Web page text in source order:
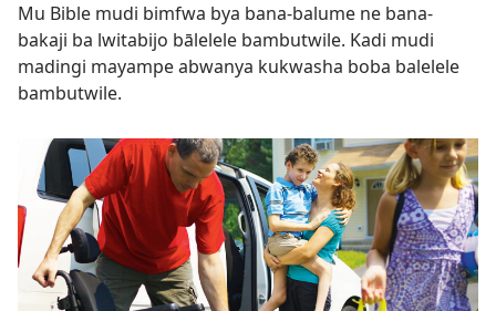
Mu Bible mudi bimfwa bya bana-balume ne bana-
bakaji ba lwitabijo bālelele bambutwile. Kadi mudi
madingi mayampe abwanya kukwasha boba balelele
bambutwile.